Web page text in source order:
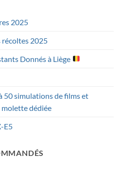
2025
récoltes 2025
Donnés à Liège
50 simulations de films et
molette dédiée
E5